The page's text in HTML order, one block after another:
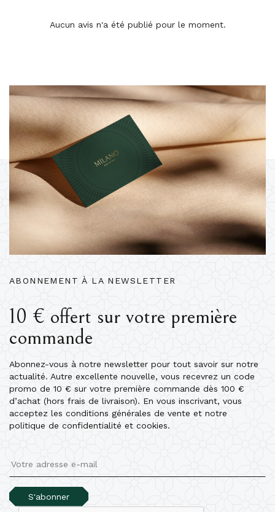
Aucun avis n'a été publié pour le moment.
ABONNEMENT À LA NEWSLETTER
10 € offert sur votre première
commande
Abonnez-vous à notre newsletter pour tout savoir sur notre
actualité. Autre excellente nouvelle, vous recevrez un code
promo de 10 € sur votre première commande dès 100 €
d’achat (hors frais de livraison). En vous inscrivant, vous
acceptez les conditions générales de vente et notre
politique de confidentialité et cookies.
S'abonner